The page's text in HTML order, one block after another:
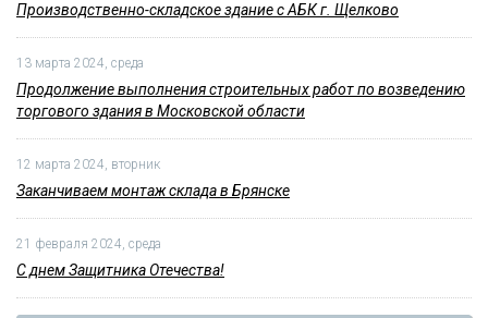
Производственно-складское здание с АБК г. Щелково
13 марта 2024, среда
Продолжение выполнения строительных работ по возведению
торгового здания в Московской области
12 марта 2024, вторник
Заканчиваем монтаж склада в Брянске
21 февраля 2024, среда
С днем Защитника Отечества!